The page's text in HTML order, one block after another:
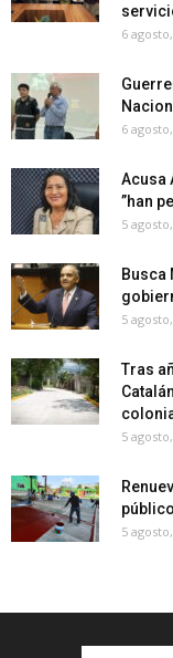
6
6
Acusa
”han
5
Busca
5
Tras
5
5